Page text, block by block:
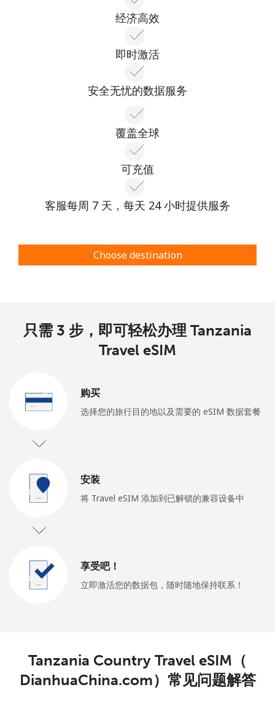
经济高效
即时激活
安全无忧的数据服务
覆盖全球
可充值
客服每周 7 天，每天 24 小时提供服务
Choose destination
只需 3 步，即可轻松办理 Tanzania
Travel eSIM
购买
选择您的旅行目的地以及需要的 eSIM 数据套餐
安装
将 Travel eSIM 添加到已解锁的兼容设备中
享受吧！
立即激活您的数据包，随时随地保持联系！
Tanzania Country Travel eSIM（
DianhuaChina.com）常见问题解答